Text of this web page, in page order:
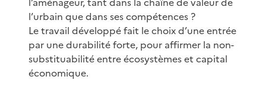
l’urbain que dans ses compétences ?
Le travail développé fait le choix d’une entrée
par une durabilité forte, pour affirmer la non-
substituabilité entre écosystèmes et capital
économique.